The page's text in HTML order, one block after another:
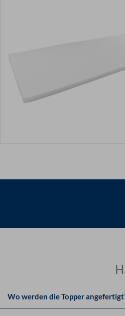
Wo werden die Topper